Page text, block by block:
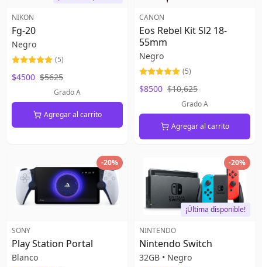
NIKON
Fg-20
Negro
(5)
$4500 $5625
Grado A
Agregar al carrito
CANON
Eos Rebel Kit Sl2 18-
55mm
Negro
(5)
$8500 $10,625
Grado A
Agregar al carrito
-20%
SONY
Play Station Portal
Blanco
-20%
¡Última disponible!
NINTENDO
Nintendo Switch
32GB • Negro